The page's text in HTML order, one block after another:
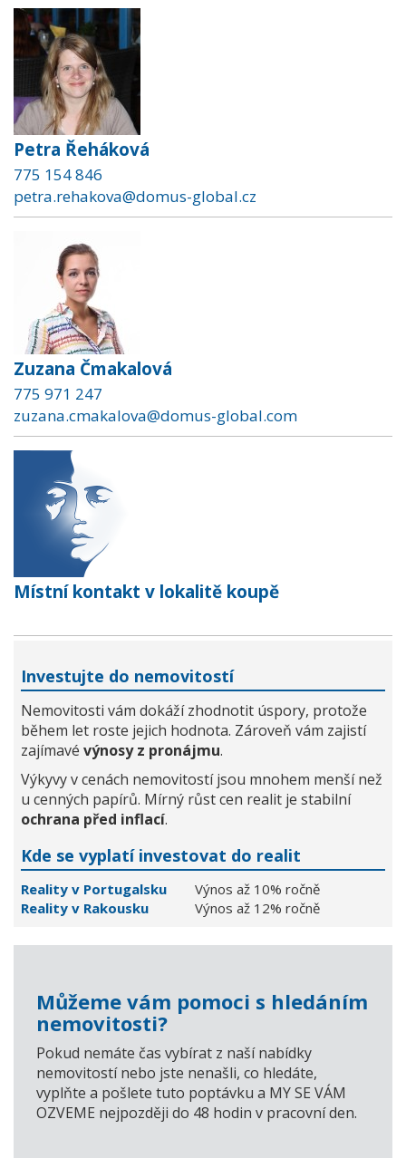
Petra Řeháková
775 154 846
petra.rehakova@domus-global.cz
Zuzana Čmakalová
775 971 247
zuzana.cmakalova@domus-global.com
Místní kontakt v lokalitě koupě
Investujte do nemovitostí
Nemovitosti vám dokáží zhodnotit úspory, protože
během let roste jejich hodnota. Zároveň vám zajistí
zajímavé výnosy z pronájmu.
Výkyvy v cenách nemovitostí jsou mnohem menší než
u cenných papírů. Mírný růst cen realit je stabilní
ochrana před inflací.
Kde se vyplatí investovat do realit
Reality v Portugalsku
Výnos až 10% ročně
Reality v Rakousku
Výnos až 12% ročně
Můžeme vám pomoci s hledáním
nemovitosti?
Pokud nemáte čas vybírat z naší nabídky
nemovitostí nebo jste nenašli, co hledáte,
vyplňte a pošlete tuto poptávku a MY SE VÁM
OZVEME nejpozději do 48 hodin v pracovní den.